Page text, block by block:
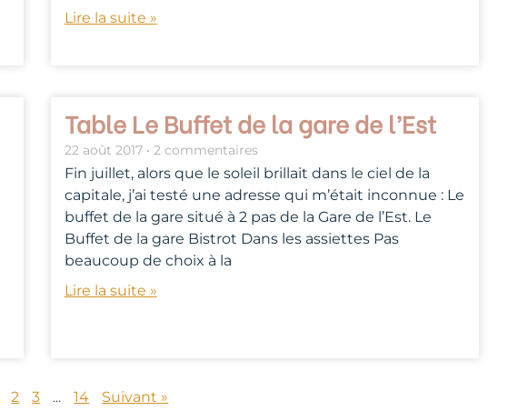
Lire la suite »
Table Le Buffet de la gare de l’Est
22 août 2017 2 commentaires
Fin juillet, alors que le soleil brillait dans le ciel de la
capitale, j’ai testé une adresse qui m’était inconnue : Le
buffet de la gare situé à 2 pas de la Gare de l’Est. Le
Buffet de la gare Bistrot Dans les assiettes Pas
beaucoup de choix à la
Lire la suite »
2 3 … 14 Suivant »